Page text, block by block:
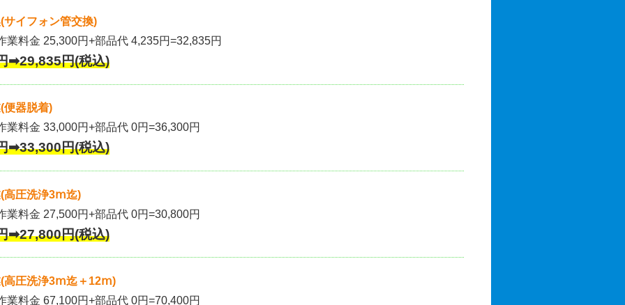
サイフォン管交換)
業料金 25,300円+部品代 4,235円=32,835円
➡29,835円(税込)
便器脱着)
業料金 33,000円+部品代 0円=36,300円
➡33,300円(税込)
高圧洗浄3ⅿ迄)
業料金 27,500円+部品代 0円=30,800円
➡27,800円(税込)
(高圧洗浄3ⅿ迄＋12ⅿ)
業料金 67,100円+部品代 0円=70,400円